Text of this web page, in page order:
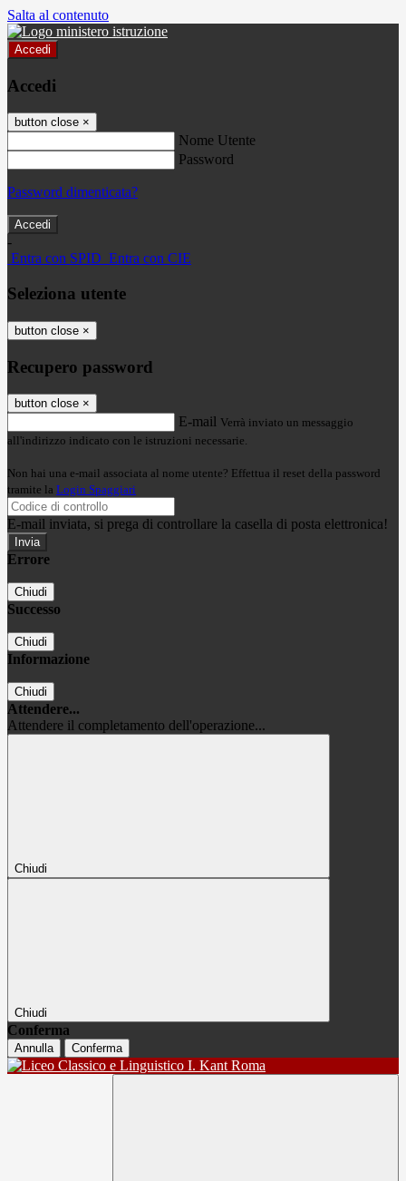
Salta al contenuto
Accedi
Accedi
button close ×
Nome Utente
Password
Password dimenticata?
-
Entra con SPID Entra con CIE
Seleziona utente
button close ×
Recupero password
button close ×
E-mail Verrà inviato un messaggio
all'indirizzo indicato con le istruzioni necessarie.
Non hai una e-mail associata al nome utente? Effettua il reset della password
tramite la Login Spaggiari
E-mail inviata, si prega di controllare la casella di posta elettronica!
Errore
Chiudi
Successo
Chiudi
Informazione
Chiudi
Attendere...
Attendere il completamento dell'operazione...
Chiudi
Chiudi
Conferma
Annulla Conferma